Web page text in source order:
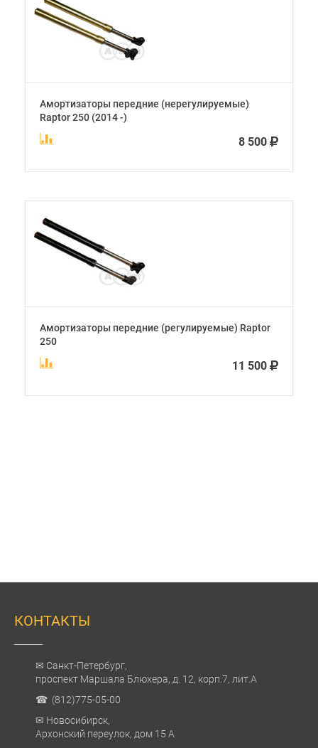
Амортизаторы передние (нерегулируемые)
Raptor 250 (2014 -)
8 500
Амортизаторы передние (регулируемые) Raptor
250
11 500
КОНТАКТЫ
✉ Санкт-Петербург,
проспект Маршала Блюхера, д. 12, корп.7, лит.А
☎ (812)775-05-00
✉ Новосибирск,
Архонский переулок, дом 15 А